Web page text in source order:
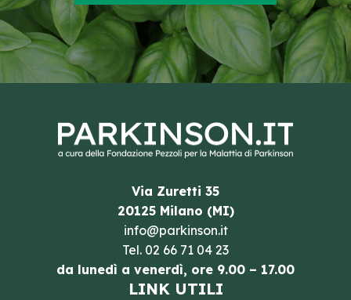
Via Zuretti 35
20125 Milano (MI)
info@parkinson.it
Tel. 02 66 71 04 23
da lunedì a venerdì, ore 9.00 – 17.00
LINK UTILI